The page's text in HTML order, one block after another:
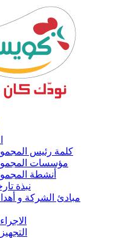
كلمة رئيس
مؤسسات
أنشطة
نبذة
مبادئ الشركة و